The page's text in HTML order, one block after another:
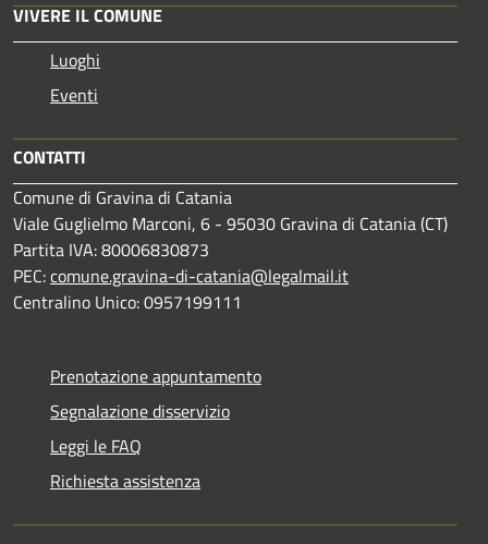
VIVERE IL COMUNE
Luoghi
Eventi
CONTATTI
Comune di Gravina di Catania
Viale Guglielmo Marconi, 6 - 95030 Gravina di Catania (CT)
Partita IVA: 80006830873
PEC:comune.gravina-di-catania@legalmail.it
Centralino Unico: 0957199111
Prenotazione appuntamento
Segnalazione disservizio
Leggi le FAQ
Richiesta assistenza